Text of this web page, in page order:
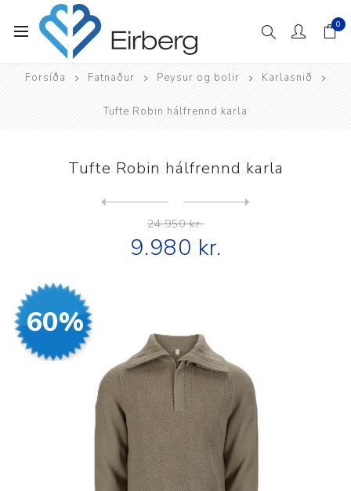
0
Forsíða Fatnaður Peysur og bolir Karlasnið
Tufte Robin hálfrennd karla
60%
Tufte Robin hálfrennd karla
24.950 kr.
9.980 kr.